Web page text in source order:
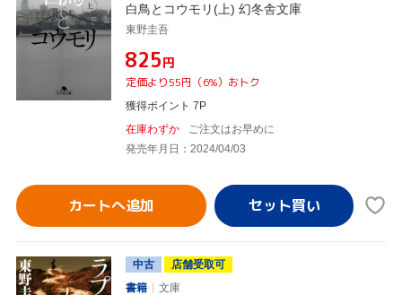
白鳥とコウモリ(上) 幻冬舎文庫
東野圭吾
¥825円
定価より55円（6%）おトク
獲得ポイント 7P
在庫わずか
ご注文はお早めに
発売年月日：2024/04/03
カートへ追加
中古
店舗受取可
書籍
文庫